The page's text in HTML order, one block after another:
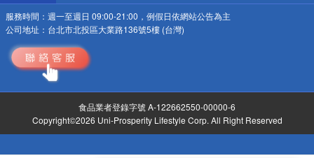
服務時間： 週一至週日 09:00-21:00，例假日依網站公告為主
公司地址： 台北市北投區大業路136號5樓 (台灣)
食品業者登錄字號 A-122662550-00000-6
Copyright©2026 Uni-Prosperity Lifestyle Corp. All Right Reserved